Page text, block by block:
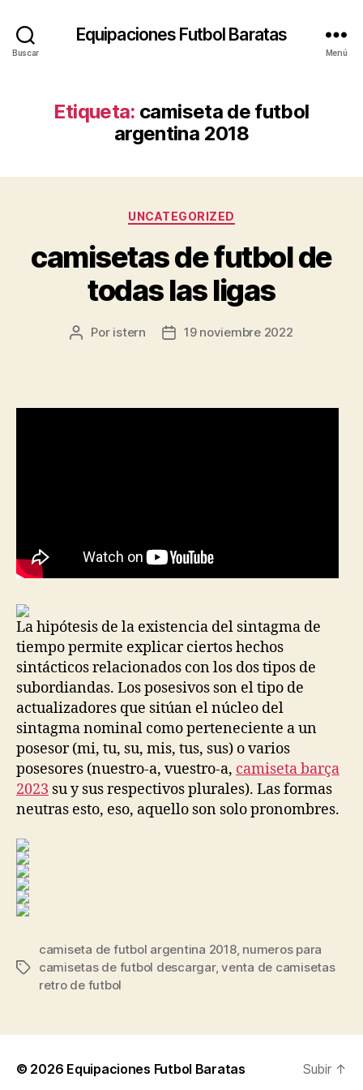
Buscar
Equipaciones Futbol Baratas
Menú
Etiqueta: camiseta de futbol
argentina 2018
Categorías
UNCATEGORIZED
camisetas de futbol de
todas las ligas
Autor
Por istern
Fecha19 noviembre 2022
La hipótesis de la existencia del sintagma de
tiempo permite explicar ciertos hechos
sintácticos relacionados con los dos tipos de
subordiandas. Los posesivos son el tipo de
actualizadores que sitúan el núcleo del
sintagma nominal como perteneciente a un
posesor (mi, tu, su, mis, tus, sus) o varios
posesores (nuestro-a, vuestro-a, camiseta barça
2023 su y sus respectivos plurales). Las formas
neutras esto, eso, aquello son solo pronombres.
Etiquetas
camiseta de futbol argentina 2018, numeros para
camisetas de futbol descargar,venta de camisetas
retro de futbol
© 2026 Equipaciones Futbol Baratas Subir ↑